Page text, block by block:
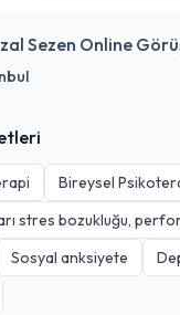
Sezen Online
Bireysel
stres bozukluğu,
Sosyal anksiyete